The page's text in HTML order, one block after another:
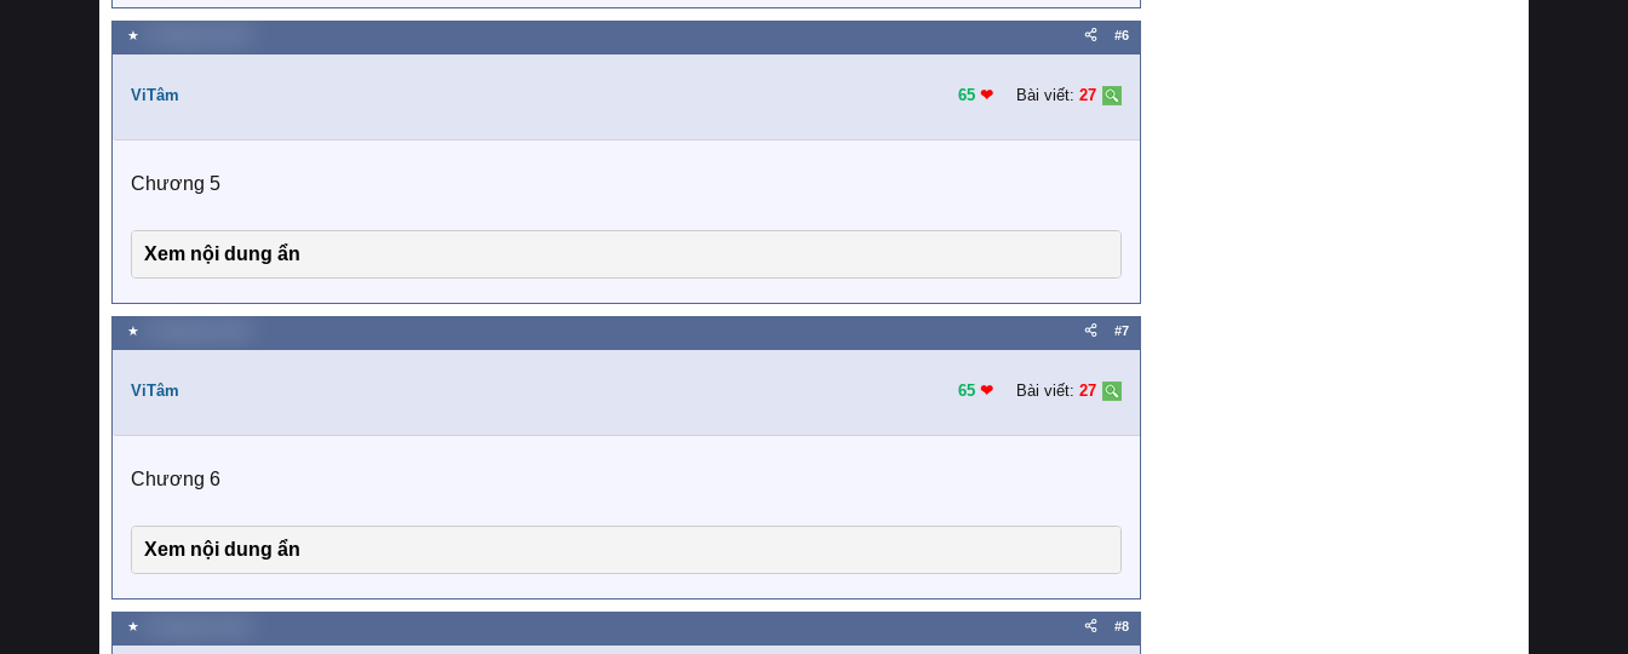
★ #6
ViTâm 65 ❤︎ Bài viết: 27
Chương 5
Xem nội dung ẩn
★ #7
ViTâm 65 ❤︎ Bài viết: 27
Chương 6
Xem nội dung ẩn
★ #8